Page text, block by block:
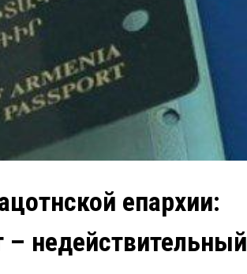
епархии:
недействительный